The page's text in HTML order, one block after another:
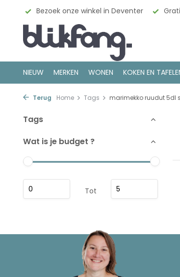
Bezoek onze winkel in Deventer
NIEUW MERKEN WONEN KOKEN EN
Terug Home Tags marimekko ruudut 5dl
Tags
Wat is je budget ?
Tot